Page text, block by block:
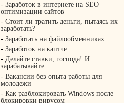
- Заработок в интернете на SEO
оптимизации сайтов
- Стоит ли тратить деньги, пытаясь их
заработать?
- Заработать на файлообменниках
- Заработок на каптче
- Делайте ставки, господа! И
зарабатывайте
- Вакансии без опыта работы для
молодежи
- Как разблокировать Windows после
блокировки вирусом